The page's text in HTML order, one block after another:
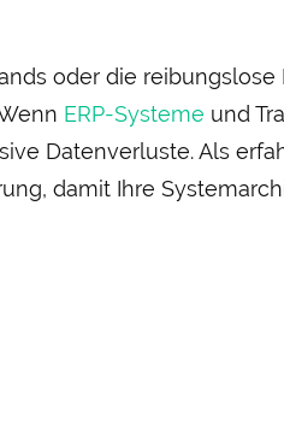
oder die
ERP-Systeme und
Daten­verluste. Als
damit Ihre